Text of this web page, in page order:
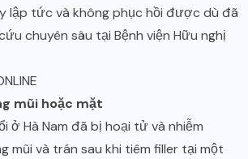
lập tức và không phục hồi được dù đã
chuyên sâu tại Bệnh viện Hữu nghị
mũi hoặc mặt
ở Hà Nam đã bị hoại tử và nhiễm
mũi và trán sau khi tiêm filler tại một